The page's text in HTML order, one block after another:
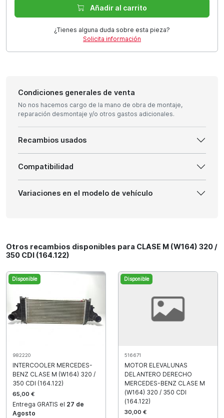
Añadir al carrito
¿Tienes alguna duda sobre esta pieza?
Solicita información
Condiciones generales de venta
No nos hacemos cargo de la mano de obra de montaje,
reparación desmontaje y/o otros gastos adicionales.
Recambios usados
Compatibilidad
Variaciones en el modelo de vehículo
Otros recambios disponibles para CLASE M (W164) 320 /
350 CDI (164.122)
Disponible
982220
INTERCOOLER MERCEDES-
BENZ CLASE M (W164) 320 /
350 CDI (164.122)
65,00 €
Entrega GRATIS el 27 de
Agosto
Disponible
516671
MOTOR ELEVALUNAS
DELANTERO DERECHO
MERCEDES-BENZ CLASE M
(W164) 320 / 350 CDI
(164.122)
30,00 €